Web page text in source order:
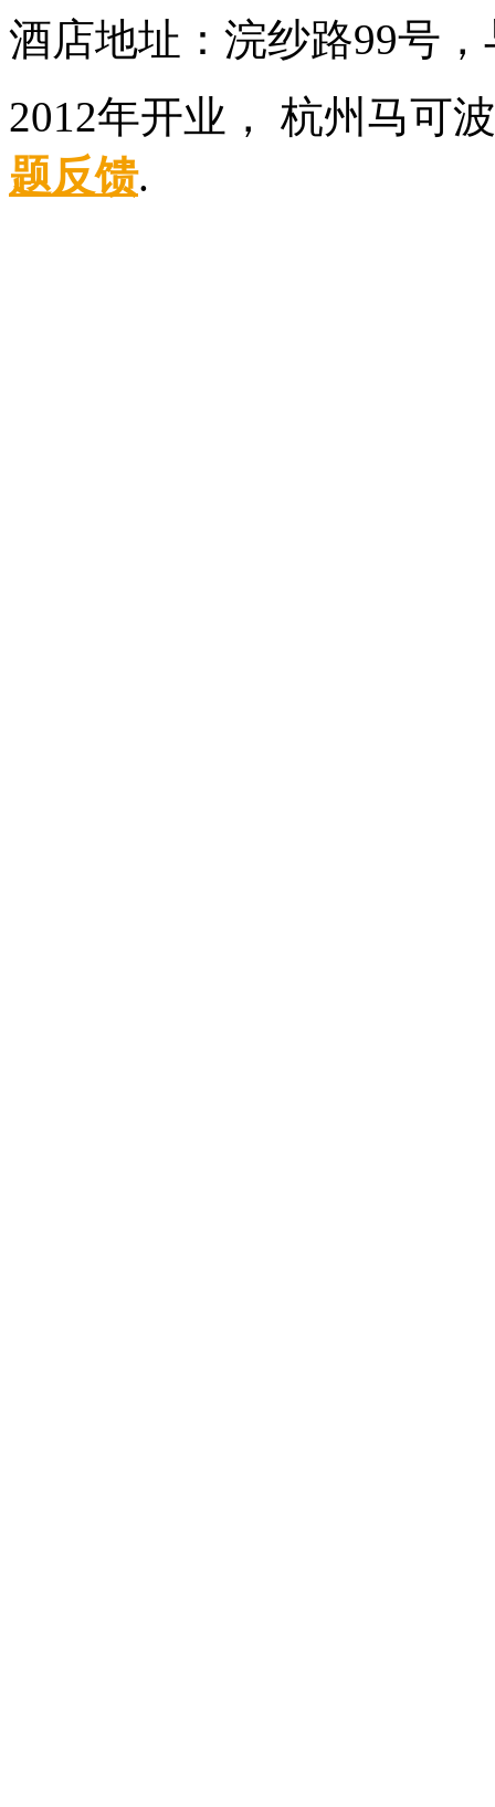
酒店地址：浣纱路99号
2012年开业， 杭州马
题反馈.